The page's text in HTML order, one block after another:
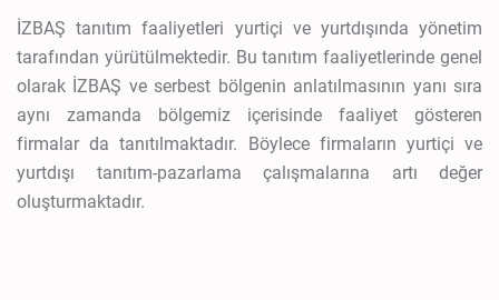
İZBAŞ tanıtım faaliyetleri yurtiçi ve yurtdışında yönetim
tarafından yürütülmektedir. Bu tanıtım faaliyetlerinde genel
olarak İZBAŞ ve serbest bölgenin anlatılmasının yanı sıra
aynı zamanda bölgemiz içerisinde faaliyet gösteren
firmalar da tanıtılmaktadır. Böylece firmaların yurtiçi ve
yurtdışı tanıtım-pazarlama çalışmalarına artı değer
oluşturmaktadır.